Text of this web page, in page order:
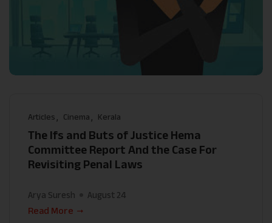
Articles Cinema Kerala
The Ifs and Buts of Justice Hema
Committee Report And the Case For
Revisiting Penal Laws
Arya Suresh
August 24
Read More